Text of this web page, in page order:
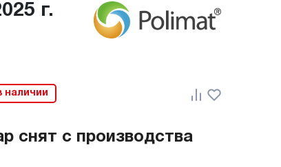
г.
наличии
снят с производства